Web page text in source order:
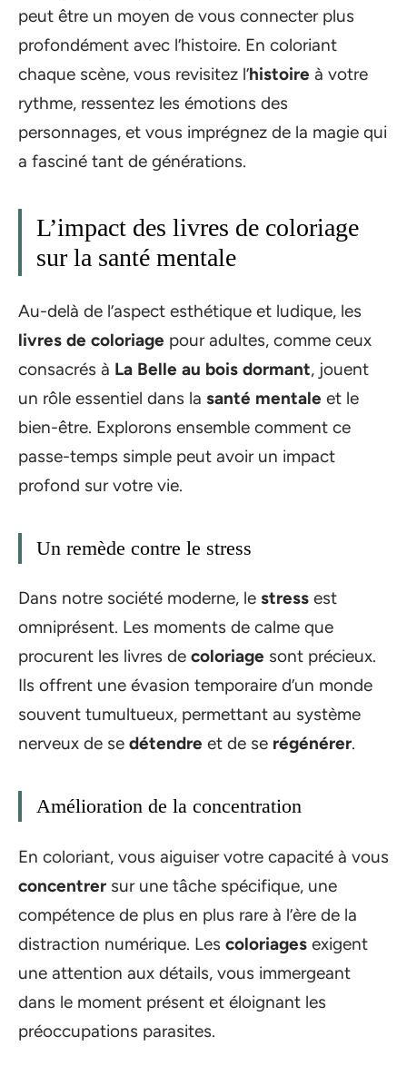
peut être un moyen de vous connecter plus
profondément avec l’histoire. En coloriant
chaque scène, vous revisitez l’histoire à votre
rythme, ressentez les émotions des
personnages, et vous imprégnez de la magie qui
a fasciné tant de générations.
L’impact des livres de coloriage
sur la santé mentale
Au-delà de l’aspect esthétique et ludique, les
livres de coloriage pour adultes, comme ceux
consacrés à La Belle au bois dormant, jouent
un rôle essentiel dans la santé mentale et le
bien-être. Explorons ensemble comment ce
passe-temps simple peut avoir un impact
profond sur votre vie.
Un remède contre le stress
Dans notre société moderne, le stress est
omniprésent. Les moments de calme que
procurent les livres de coloriage sont précieux.
Ils offrent une évasion temporaire d’un monde
souvent tumultueux, permettant au système
nerveux de se détendre et de se régénérer.
Amélioration de la concentration
En coloriant, vous aiguiser votre capacité à vous
concentrer sur une tâche spécifique, une
compétence de plus en plus rare à l’ère de la
distraction numérique. Les coloriages exigent
une attention aux détails, vous immergeant
dans le moment présent et éloignant les
préoccupations parasites.